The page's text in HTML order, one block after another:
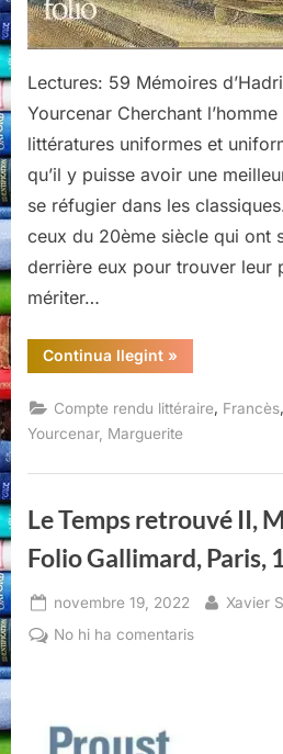
Lectures: 59 Mémoires
Yourcenar Cherchant
littératures uniformes et
qu’il y puisse avoir une
se réfugier dans les
ceux du 20ème siècle qui ont
derrière eux pour trouver leur
mériter…
Continua llegint“Mémoires
d’Hadrien,
Yourcenar,
Éditions
Gallimard,
»
Compte rendu littéraire Francès
Yourcenar, Marguerite
Le Temps retrouvé II,
Folio Gallimard, Paris,
Posted
on
novembre 19, 2022 By
Xavier
No hi ha comentarisa